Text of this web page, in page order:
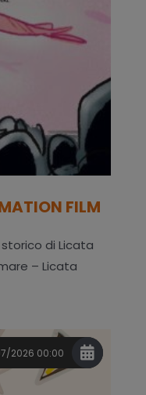
FILM
storico di Licata
– Licata
2026 00:00